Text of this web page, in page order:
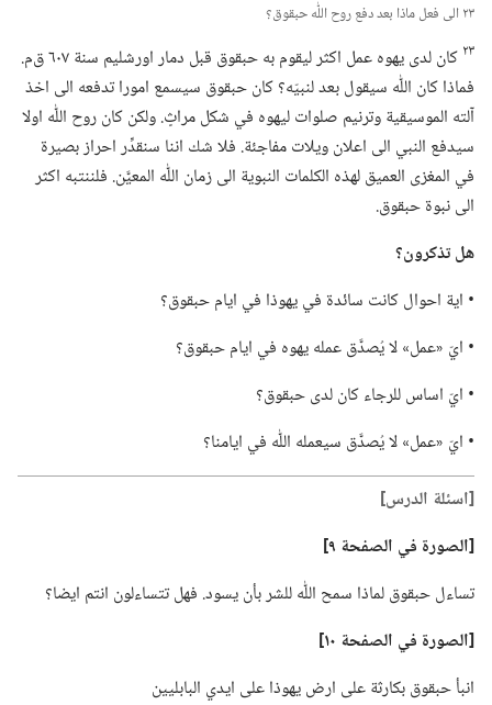
٢٣ الى فعل ماذا بعد دفع روح اللّٰه حبقوق؟‏
٢٣
كان لدى يهوه عمل اكثر ليقوم به حبقوق قبل دمار اورشليم سنة ٦٠٧ ق‌م.‏
فماذا كان اللّٰه سيقول بعد لنبيّه؟‏ كان حبقوق سيسمع امورا تدفعه الى اخذ
آلته الموسيقية وترنيم صلوات ليهوه في شكل مراثٍ.‏ ولكن كان روح اللّٰه اولا
سيدفع النبي الى اعلان ويلات مفاجئة.‏ فلا شك اننا سنقدِّر احراز بصيرة
في المغزى العميق لهذه الكلمات النبوية الى زمان اللّٰه المعيَّن.‏ فلننتبه اكثر
الى نبوة حبقوق.‏
هل تذكرون؟‏
‏• اية احوال كانت سائدة في يهوذا في ايام حبقوق؟‏
‏• ايّ «عمل» لا يُصدَّق عمله يهوه في ايام حبقوق؟‏
‏• ايّ اساس للرجاء كان لدى حبقوق؟‏
‏• ايّ «عمل» لا يُصدَّق سيعمله اللّٰه في ايامنا؟‏
‏[اسئلة الدرس]‏
‏[الصورة في الصفحة ٩]‏
تساءل حبقوق لماذا سمح اللّٰه للشر بأن يسود.‏ فهل تتساءلون انتم ايضا؟‏
‏[الصورة في الصفحة ١٠]‏
انبأ حبقوق بكارثة على ارض يهوذا على ايدي البابليين